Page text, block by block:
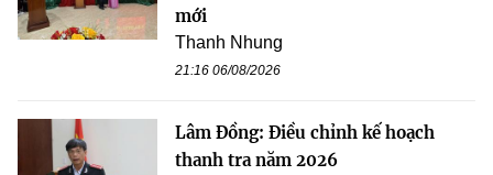
mới
Thanh Nhung
21:16 06/08/2026
Lâm Đồng: Điều chỉnh kế hoạch
thanh tra năm 2026